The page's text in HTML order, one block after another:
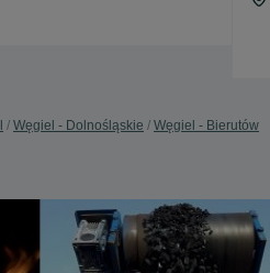
Węgiel - Dolnośląskie Węgiel - Bierutów